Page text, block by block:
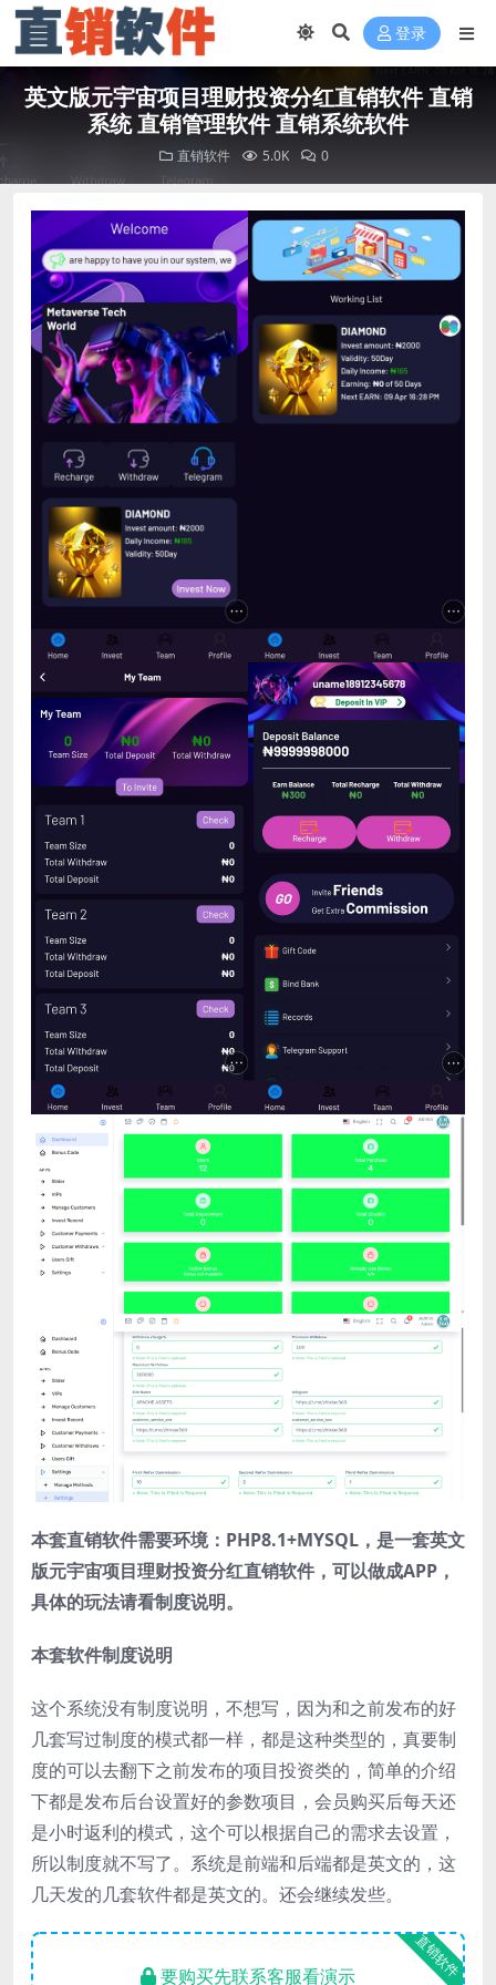
登录
英文版元宇宙项目理财投资分红直销软件 直销
系统 直销管理软件 直销系统软件
直销软件 5.0K 0
本套直销软件需要环境：PHP8.1+MYSQL，是一套英文
版元宇宙项目理财投资分红直销软件，可以做成APP，
具体的玩法请看制度说明。
本套软件制度说明
这个系统没有制度说明，不想写，因为和之前发布的好
几套写过制度的模式都一样，都是这种类型的，真要制
度的可以去翻下之前发布的项目投资类的，简单的介绍
下都是发布后台设置好的参数项目，会员购买后每天还
是小时返利的模式，这个可以根据自己的需求去设置，
所以制度就不写了。系统是前端和后端都是英文的，这
几天发的几套软件都是英文的。还会继续发些。
直销软件
要购买先联系客服看演示